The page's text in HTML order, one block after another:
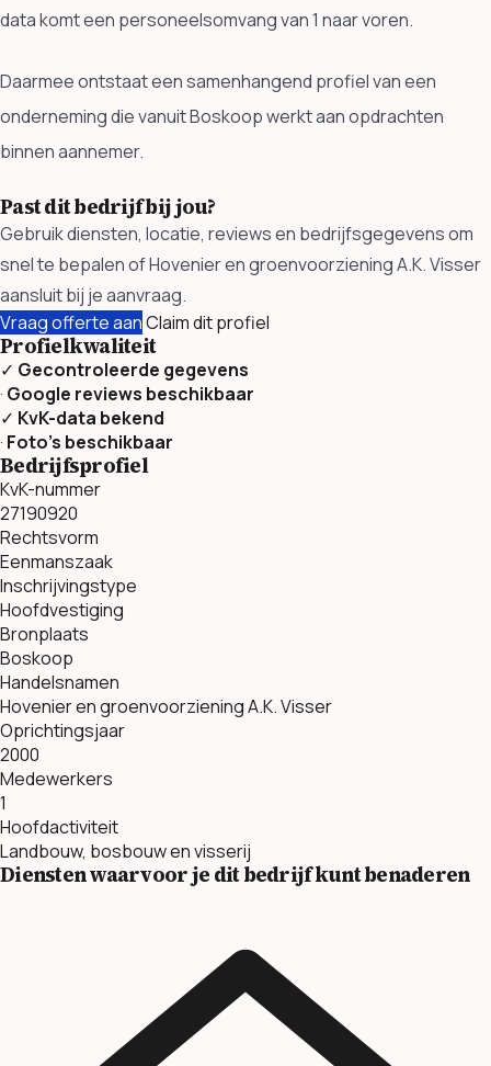
data komt een personeelsomvang van 1 naar voren.
Daarmee ontstaat een samenhangend profiel van een
onderneming die vanuit Boskoop werkt aan opdrachten
binnen aannemer.
Past dit bedrijf bij jou?
Gebruik diensten, locatie, reviews en bedrijfsgegevens om
snel te bepalen of Hovenier en groenvoorziening A.K. Visser
aansluit bij je aanvraag.
Vraag offerte aanClaim dit profiel
Profielkwaliteit
✓ Gecontroleerde gegevens
· Google reviews beschikbaar
✓ KvK-data bekend
· Foto’s beschikbaar
Bedrijfsprofiel
KvK-nummer
27190920
Rechtsvorm
Eenmanszaak
Inschrijvingstype
Hoofdvestiging
Bronplaats
Boskoop
Handelsnamen
Hovenier en groenvoorziening A.K. Visser
Oprichtingsjaar
2000
Medewerkers
1
Hoofdactiviteit
Landbouw, bosbouw en visserij
Diensten waarvoor je dit bedrijf kunt benaderen